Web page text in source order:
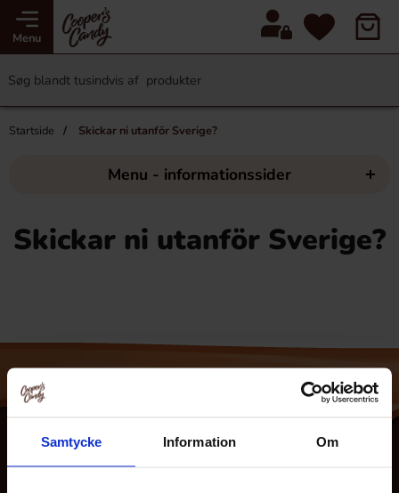
Samtycke Information Om
Menu
Startside Skickar ni utanför Sverige?
Menu - informationssider
Skickar ni utanför Sverige?